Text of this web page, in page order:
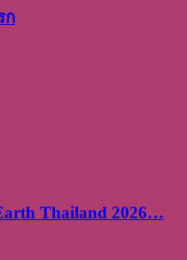
ก
Thailand 2026…